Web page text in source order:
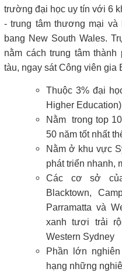
trường đại học uy tín với 6
- trung tâm thương mại
bang New South Wales.
nằm cách trung tâm
tàu, ngay sát Công viên gia
Thuộc 3% đại
Higher Education)
Nằm trong top
50 năm tốt nhất
Nằm ở khu vực
phát triển nhanh,
Các cơ sở
Blacktown,
Parramatta và
xanh tươi trải
Western Sydney
Phần lớn
hạng những